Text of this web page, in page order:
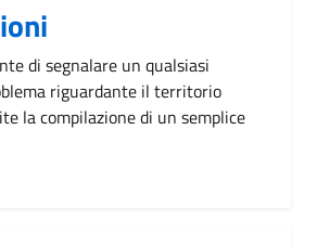
di segnalare un qualsiasi
riguardante il territorio
la compilazione di un semplice